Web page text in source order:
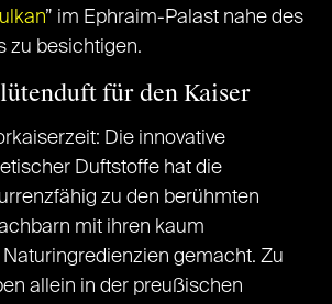
” im Ephraim-Palast nahe des
zu besichtigen.
für den Kaiser
Die innovative
Duftstoffe hat die
zu den berühmten
mit ihren kaum
gemacht. Zu
allein in der preußischen